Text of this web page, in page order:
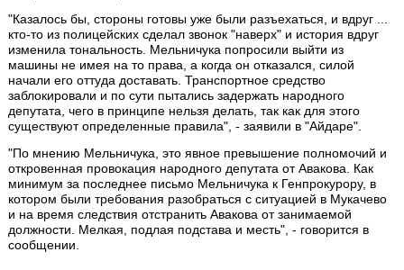
"Казалось бы, стороны готовы уже были разъехаться, и вдруг ...
кто-то из полицейских сделал звонок "наверх" и история вдруг
изменила тональность. Мельничука попросили выйти из
машины не имея на то права, а когда он отказался, силой
начали его оттуда доставать. Транспортное средство
заблокировали и по сути пытались задержать народного
депутата, чего в принципе нельзя делать, так как для этого
существуют определенные правила", - заявили в "Айдаре".
"По мнению Мельничука, это явное превышение полномочий и
откровенная провокация народного депутата от Авакова. Как
минимум за последнее письмо Мельничука к Генпрокурору, в
котором были требования разобраться с ситуацией в Мукачево
и на время следствия отстранить Авакова от занимаемой
должности. Мелкая, подлая подстава и месть", - говорится в
сообщении.